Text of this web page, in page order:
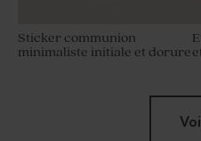
Sticker communion
minimaliste initiale et dorure